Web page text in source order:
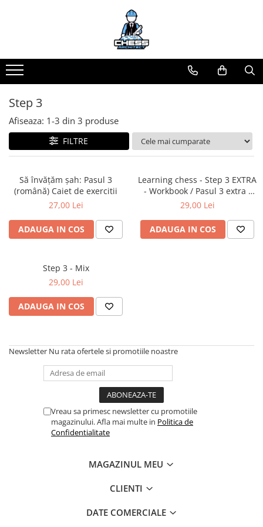
Materiale Șahiste
Accesorii
Accesorii tabla
Biografice
Biografice
Ceasuri Pentru Diverse Jocuri
Tabla De Sah Din Lemn
Cluburi Si Scoli
Colectie De Partide
colectie de partide
Deschideri
Finaluri
Instruire Generala
Lemn De Boxwood
Lemn De Carpen (hornbeam)
Piese de sah DGT
Piese De Sah Tematice Din Plastic
Piese sah electronice
Step 3
Afiseaza: 1-3 din 3 produse
FILTRE
Să învățăm șah: Pasul 3
(română) Caiet de exercitii
27,00 Lei
ADAUGA IN COS
Learning chess - Step 3 EXTRA
- Workbook / Pasul 3 extra -
Caiet de exercitii
29,00 Lei
ADAUGA IN COS
Step 3 - Mix
29,00 Lei
ADAUGA IN COS
Newsletter Nu rata ofertele si promotiile noastre
Vreau sa primesc newsletter cu promotiile
magazinului. Afla mai multe in Politica de
Confidentialitate
MAGAZINUL MEU
CLIENTI
DATE COMERCIALE